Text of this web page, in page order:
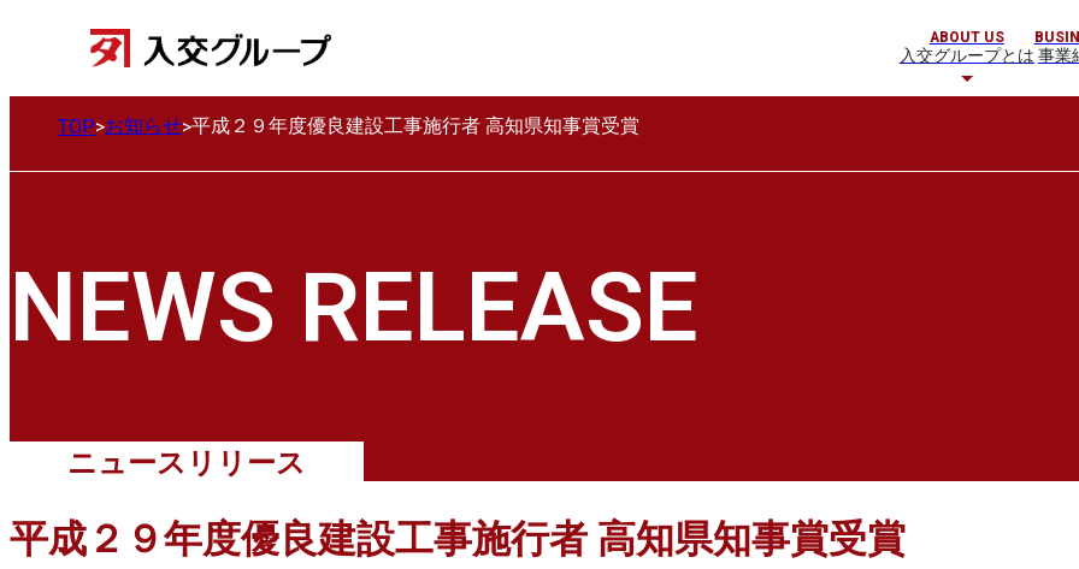
ABOUT US
入交グループとは 事業
TOP お知らせ 平成２９年度優良建設工事施行者 高知県知事賞受賞
NEWS RELEASE
ニュースリリース
平成２９年度優良建設工事施行者 高知県知事賞受賞